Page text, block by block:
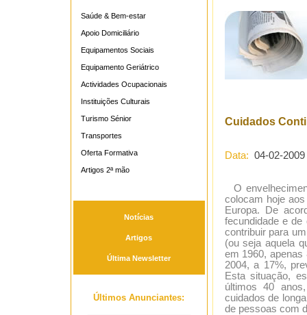
Saúde & Bem-estar
Apoio Domiciliário
Equipamentos Sociais
Equipamento Geriátrico
Actividades Ocupacionais
Instituições Culturais
Turismo Sénior
Transportes
Oferta Formativa
Artigos 2ª mão
Notícias
Artigos
Última Newsletter
Últimos Anunciantes:
Cuidados
Data: 04-02-2009
O
colocam hoje
Europa. De
fecundidade e
contribuir para
(ou seja aquela
em 1960, apenas
2004, a 17%,
Esta situação,
últimos 40
cuidados de
de pessoas com